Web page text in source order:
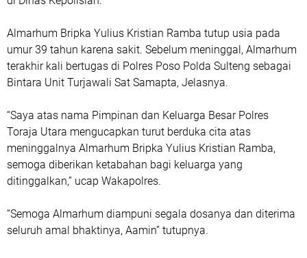
Almarhum Bripka Yulius Kristian Ramba tutup usia pada
umur 39 tahun karena sakit. Sebelum meninggal, Almarhum
terakhir kali bertugas di Polres Poso Polda Sulteng sebagai
Bintara Unit Turjawali Sat Samapta, Jelasnya.
“Saya atas nama Pimpinan dan Keluarga Besar Polres
Toraja Utara mengucapkan turut berduka cita atas
meninggalnya Almarhum Bripka Yulius Kristian Ramba,
semoga diberikan ketabahan bagi keluarga yang
ditinggalkan,” ucap Wakapolres.
“Semoga Almarhum diampuni segala dosanya dan diterima
seluruh amal bhaktinya, Aamin” tutupnya.